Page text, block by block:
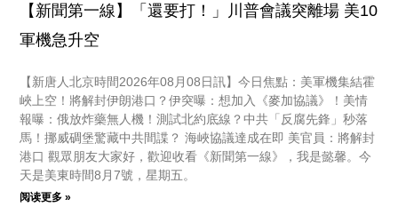
【新聞第一線】「還要打！」川普會議突離場 美10
軍機急升空
【新唐人北京時間2026年08月08日訊】今日焦點：美軍機集結霍
峽上空！將解封伊朗港口？伊突曝：想加入《麥加協議》！美情
報曝：俄放炸藥無人機！測試北約底線？中共「反腐先鋒」秒落
馬！挪威碉堡驚藏中共間諜？ 海峽協議達成在即 美官員：將解封
港口 觀眾朋友大家好，歡迎收看《新聞第一線》，我是懿馨。今
天是美東時間8月7號，星期五。
阅读更多 »